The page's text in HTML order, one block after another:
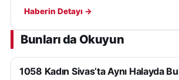
Uzun sanatçıya Sivasspor forması ve
Haberin Detayı →
Bunları da Okuyun
KÜLTÜR, SANAT VE TARIH
1058 Kadın Sivas’ta Aynı Halayda